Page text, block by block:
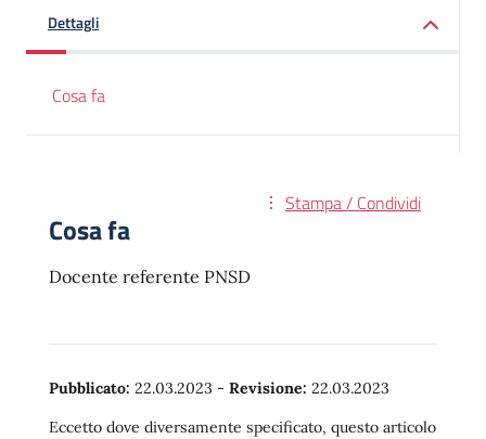
Dettagli
Cosa fa
Stampa / Condividi
Cosa fa
Docente referente PNSD
Pubblicato: 22.03.2023 - Revisione: 22.03.2023
Eccetto dove diversamente specificato, questo articolo